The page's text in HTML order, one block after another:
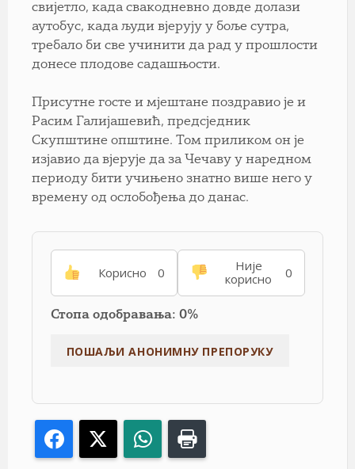
свијетло, када свакодневно довде долази
аутобус, када људи вјерују у боље сутра,
требало би све учинити да рад у прошлости
донесе плодове садашњости.
Присутне госте и мјештане поздравио је и
Расим Галијашевић, предсједник
Скупштине општине. Том приликом он је
изјавио да вјерује да за Чечаву у наредном
периоду бити учињено знатно више него у
времену од ослобођења до данас.
Корисно 0
Није
корисно
0
Стопа одобравања: 0%
Facebook WhatsApp